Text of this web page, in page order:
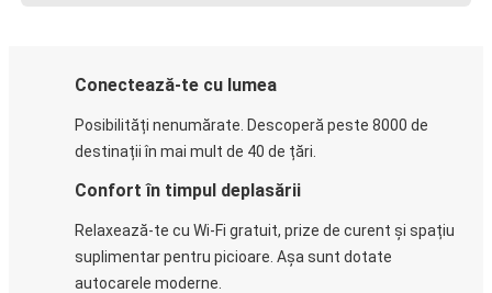
Conectează-te cu lumea
Posibilități nenumărate. Descoperă peste 8000 de
destinații în mai mult de 40 de țări.
Confort în timpul deplasării
Relaxează-te cu Wi-Fi gratuit, prize de curent și spațiu
suplimentar pentru picioare. Așa sunt dotate
autocarele moderne.